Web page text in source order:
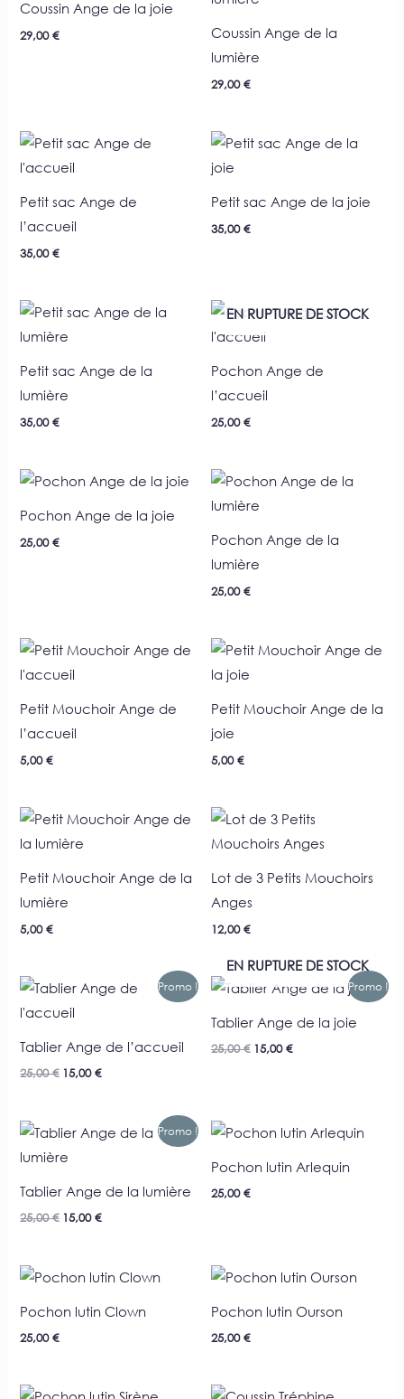
Coussin Ange de la joie
29,00€
Coussin Ange de la
lumière
29,00€
Petit sac Ange de
l’accueil
35,00€
Petit sac Ange de la joie
35,00€
Petit sac Ange de la
lumière
35,00€
EN RUPTURE DE STOCK
Pochon Ange de
l’accueil
25,00€
Pochon Ange de la joie
25,00€
Pochon Ange de la
lumière
25,00€
Petit Mouchoir Ange de
l’accueil
5,00€
Petit Mouchoir Ange de la
joie
5,00€
Petit Mouchoir Ange de la
lumière
5,00€
Lot de 3 Petits Mouchoirs
Anges
12,00€
Promo !
Tablier Ange de l’accueil
25,00€
Le
prix
initial
25,00 €.
15,00€
Le
prix
15,00 €.
Promo !
EN RUPTURE DE STOCK
Tablier Ange de la joie
25,00€
Le
prix
était :
25,00 €.
15,00€
Le
prix
est :
15,00 €.
Promo !
Tablier Ange de la lumière
25,00€
Le
prix
initial
25,00 €.
15,00€
Le
prix
15,00 €.
Pochon lutin Arlequin
25,00€
Pochon lutin Clown
25,00€
Pochon lutin Ourson
25,00€